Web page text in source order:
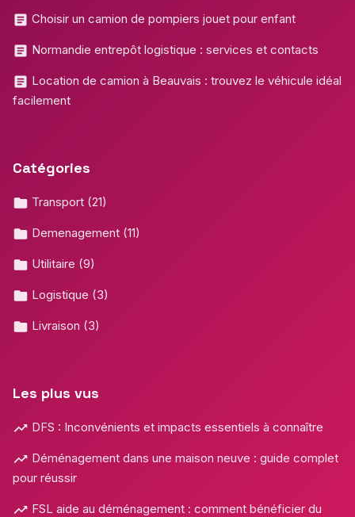
Choisir un camion de pompiers jouet pour enfant
Normandie entrepôt logistique : services et contacts
Location de camion à Beauvais : trouvez le véhicule idéal
facilement
Catégories
Transport (21)
Demenagement (11)
Utilitaire (9)
Logistique (3)
Livraison (3)
Les plus vus
DFS : Inconvénients et impacts essentiels à connaître
Déménagement dans une maison neuve : guide complet
pour réussir
FSL aide au déménagement : comment bénéficier du